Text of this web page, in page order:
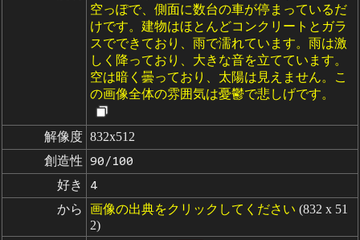
空っぽで、側面に数台の車が停まっているだ
けです。建物はほとんどコンクリートとガラ
スでできており、雨で濡れています。雨は激
しく降っており、大きな音を立てています。
空は暗く曇っており、太陽は見えません。こ
の画像全体の雰囲気は憂鬱で悲しげです。
解像度 832x512
創造性
90/100
好き 4
から 画像の出典をクリックしてください (832 x 51
2)